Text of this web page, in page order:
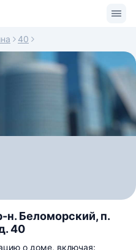
40
н. Беломорский, п.
40
о доме, включая: